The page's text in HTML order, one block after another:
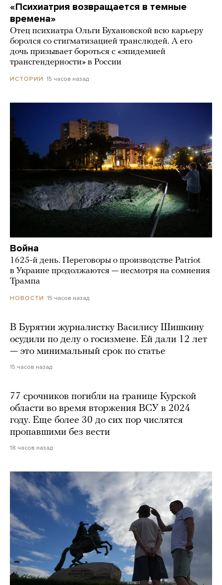
«Психиатрия возвращается в темные
времена»
Отец психиатра Ольги Бухановской всю карьеру
боролся со стигматизацией транслюдей. А его
дочь призывает бороться с «эпидемией
трансгендерности» в России
ИСТОРИИ 15 часов назад
Война
1625-й день. Переговоры о производстве Patriot
в Украине продолжаются — несмотря на сомнения
Трампа
НОВОСТИ 15 часов назад
В Бурятии журналистку Василису Шишкину
осудили по делу о госизмене. Ей дали 12 лет
— это минимальный срок по статье
15 часов назад
77 срочников погибли на границе Курской
области во время вторжения ВСУ в 2024
году. Еще более 30 до сих пор числятся
пропавшими без вести
18 часов назад